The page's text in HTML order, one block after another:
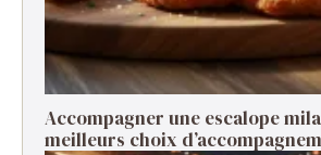
Accompagner une escalope
meilleurs choix